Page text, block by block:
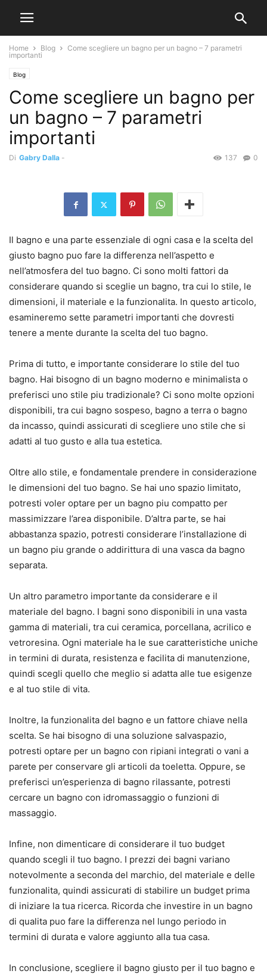
Home Blog
Come scegliere un bagno per un bagno – 7 parametri
importanti
Blog
Come scegliere un bagno per
un bagno – 7 parametri
importanti
Di Gabry Dalla - 0
137
Il bagno e una parte essenziale di ogni casa e la scelta del
giusto bagno puo fare la differenza nell’aspetto e
nell’atmosfera del tuo bagno. Ci sono molti fattori da
considerare quando si sceglie un bagno, tra cui lo stile, le
dimensioni, il materiale e la funzionalita. In questo articolo,
esamineremo sette parametri importanti che dovresti
tenere a mente durante la scelta del tuo bagno.
Prima di tutto, e importante considerare lo stile del tuo
bagno. Hai bisogno di un bagno moderno e minimalista o
preferisci uno stile piu tradizionale? Ci sono molte opzioni
disponibili, tra cui bagno sospeso, bagno a terra o bagno
da incasso, quindi assicurati di scegliere uno stile che si
adatti al tuo gusto e alla tua estetica.
Oltre allo stile, e fondamentale prendere in considerazione
le dimensioni del tuo bagno. Se hai uno spazio limitato,
potresti voler optare per un bagno piu compatto per
massimizzare l’area disponibile. D’altra parte, se hai
abbastanza spazio, potresti considerare l’installazione di
un bagno piu grande o addirittura di una vasca da bagno
separata.
Un altro parametro importante da considerare e il
materiale del bagno. I bagni sono disponibili in una vasta
gamma di materiali, tra cui ceramica, porcellana, acrilico e
vetroresina. Ogni materiale ha le sue caratteristiche uniche
in termini di durata, resistenza e facilita di manutenzione,
quindi scegli quello che meglio si adatta alle tue esigenze
e al tuo stile di vita.
Inoltre, la funzionalita del bagno e un fattore chiave nella
scelta. Se hai bisogno di una soluzione salvaspazio,
potresti optare per un bagno con ripiani integrati o vani a
parete per conservare gli articoli da toeletta. Oppure, se
preferisci un’esperienza di bagno rilassante, potresti
cercare un bagno con idromassaggio o funzioni di
massaggio.
Infine, non dimenticare di considerare il tuo budget
quando scegli il tuo bagno. I prezzi dei bagni variano
notevolmente a seconda del marchio, del materiale e delle
funzionalita, quindi assicurati di stabilire un budget prima
di iniziare la tua ricerca. Ricorda che investire in un bagno
di qualita puo fare la differenza nel lungo periodo in
termini di durata e valore aggiunto alla tua casa.
In conclusione, scegliere il bagno giusto per il tuo bagno e